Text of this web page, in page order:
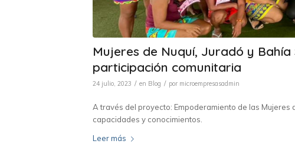
Mujeres de Nuquí, Juradó y
participación comunitaria
24 julio, 2023 / en Blog / por microempresasadmin
A través del proyecto: Empoderamiento de las
capacidades y conocimientos.
Leer más